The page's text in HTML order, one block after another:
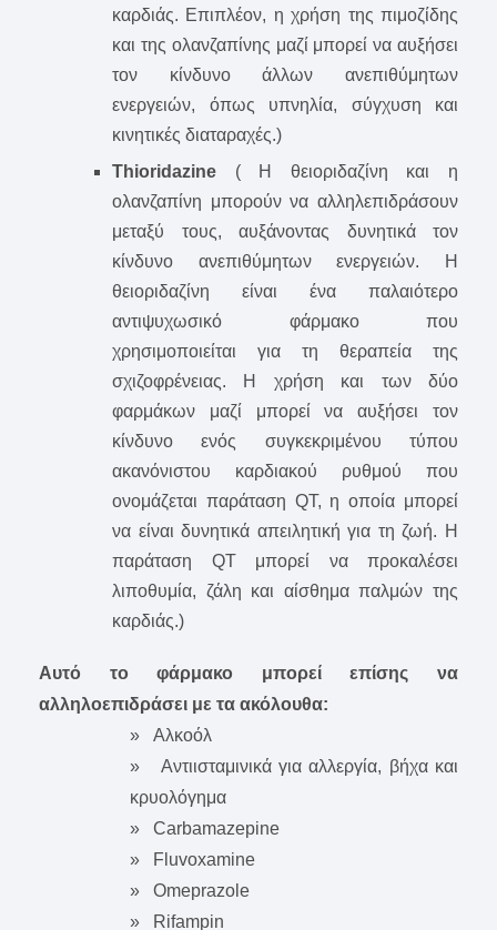
καρδιάς. Επιπλέον, η χρήση της πιμοζίδης
και της ολανζαπίνης μαζί μπορεί να αυξήσει
τον κίνδυνο άλλων ανεπιθύμητων
ενεργειών, όπως υπνηλία, σύγχυση και
κινητικές διαταραχές.)
Thioridazine ( Η θειοριδαζίνη και η
ολανζαπίνη μπορούν να αλληλεπιδράσουν
μεταξύ τους, αυξάνοντας δυνητικά τον
κίνδυνο ανεπιθύμητων ενεργειών. Η
θειοριδαζίνη είναι ένα παλαιότερο
αντιψυχωσικό φάρμακο που
χρησιμοποιείται για τη θεραπεία της
σχιζοφρένειας. Η χρήση και των δύο
φαρμάκων μαζί μπορεί να αυξήσει τον
κίνδυνο ενός συγκεκριμένου τύπου
ακανόνιστου καρδιακού ρυθμού που
ονομάζεται παράταση QT, η οποία μπορεί
να είναι δυνητικά απειλητική για τη ζωή. Η
παράταση QT μπορεί να προκαλέσει
λιποθυμία, ζάλη και αίσθημα παλμών της
καρδιάς.)
Αυτό το φάρμακο μπορεί επίσης να
αλληλοεπιδράσει με τα ακόλουθα:
» Αλκοόλ
» Αντιισταμινικά για αλλεργία, βήχα και
κρυολόγημα
» Carbamazepine
» Fluvoxamine
» Omeprazole
» Rifampin